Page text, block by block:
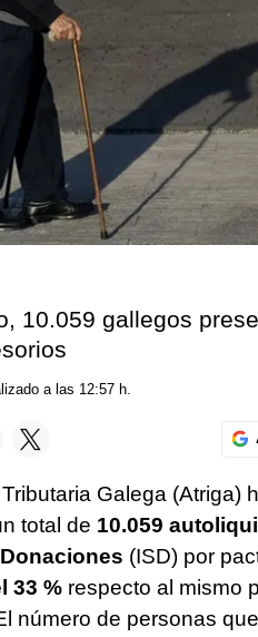
10.059 gallegos
a las 12:57 h.
Galega (Atriga)
total de 10.059
(ISD) por
33 %respecto al mismo
número de personas